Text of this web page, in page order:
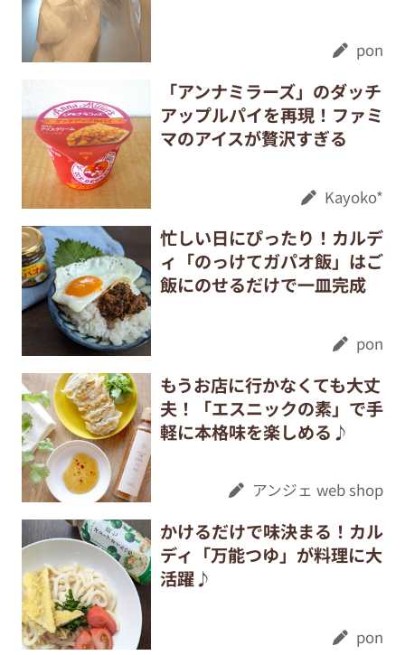
pon
「アンナミラーズ」のダッチ
アップルパイを再現！ファミ
マのアイスが贅沢すぎる
Kayoko*
忙しい日にぴったり！カルデ
ィ「のっけてガパオ飯」はご
飯にのせるだけで一皿完成
pon
もうお店に行かなくても大丈
夫！「エスニックの素」で手
軽に本格味を楽しめる♪
アンジェ web shop
かけるだけで味決まる！カル
ディ「万能つゆ」が料理に大
活躍♪
pon